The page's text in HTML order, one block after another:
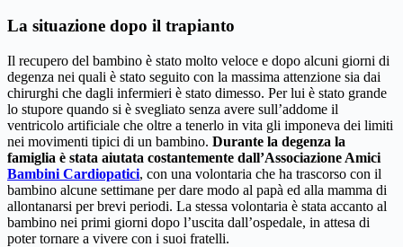
La situazione dopo il trapianto
Il recupero del bambino è stato molto veloce e dopo alcuni giorni di
degenza nei quali è stato seguito con la massima attenzione sia dai
chirurghi che dagli infermieri è stato dimesso. Per lui è stato grande
lo stupore quando si è svegliato senza avere sull’addome il
ventricolo artificiale che oltre a tenerlo in vita gli imponeva dei limiti
nei movimenti tipici di un bambino. Durante la degenza la
famiglia è stata aiutata costantemente dall’Associazione Amici
Bambini Cardiopatici, con una volontaria che ha trascorso con il
bambino alcune settimane per dare modo al papà ed alla mamma di
allontanarsi per brevi periodi. La stessa volontaria è stata accanto al
bambino nei primi giorni dopo l’uscita dall’ospedale, in attesa di
poter tornare a vivere con i suoi fratelli.